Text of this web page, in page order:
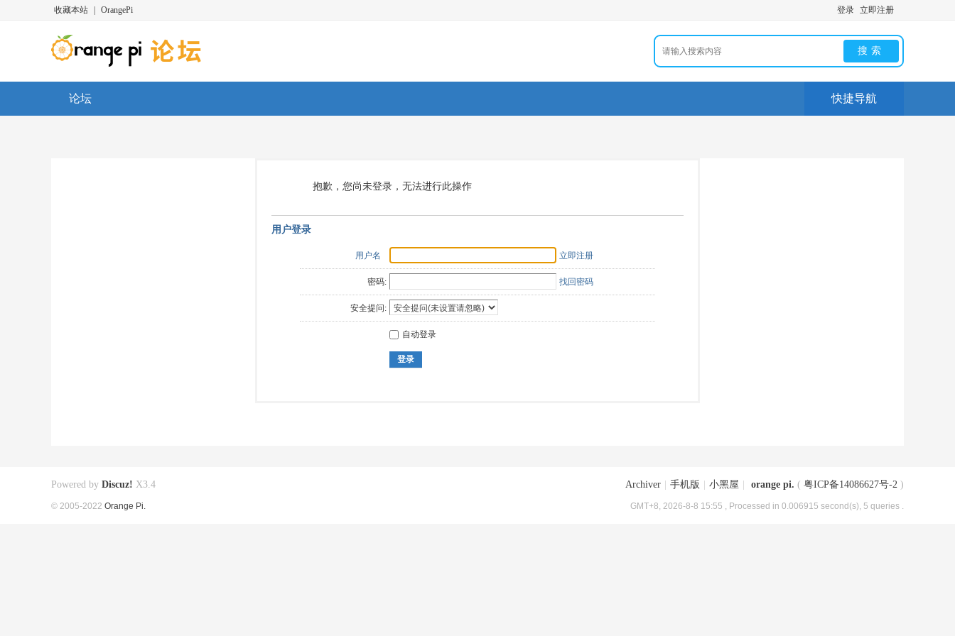
收藏本站 OrangePi 登录 立即注册
搜索
论坛 快捷导航
抱歉，您尚未登录，无法进行此操作
用户登录
用户名 立即注册
密码: 找回密码
安全提问:
自动登录
登录
Archiver 手机版 小黑屋 orange pi. ( 粤ICP备14086627号-2 )
GMT+8, 2026-8-8 15:55 , Processed in 0.006915 second(s), 5 queries .
Powered by Discuz! X3.4
© 2005-2022 Orange Pi.